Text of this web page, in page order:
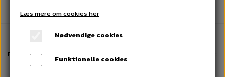
Forside DISPENSER
Læs mere om cookies her
Nødvendige cookies
Funktionelle cookies